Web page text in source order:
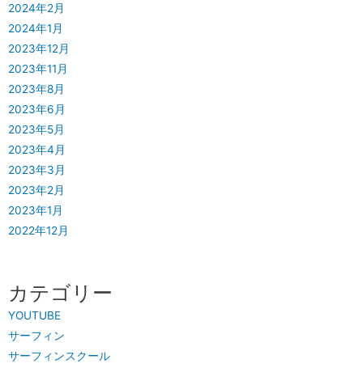
2024年2月
2024年1月
2023年12月
2023年11月
2023年8月
2023年6月
2023年5月
2023年4月
2023年3月
2023年2月
2023年1月
2022年12月
カテゴリー
YOUTUBE
サーフィン
サーフィンスクール